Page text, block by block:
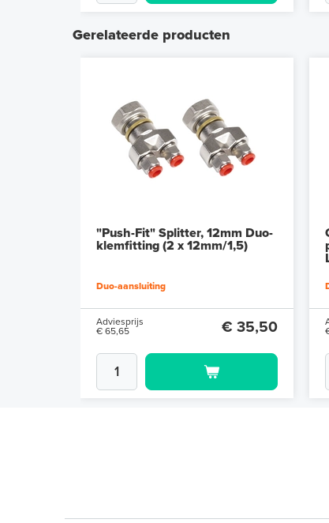
Gerelateerde producten
"Push-Fit" Splitter, 12mm Duo-
klemfitting (2 x 12mm/1,5)
Duo-aansluiting
Adviesprijs
€ 65,65
€ 35,50